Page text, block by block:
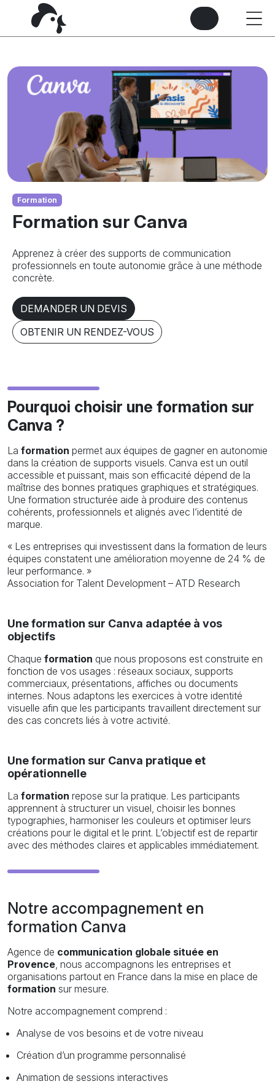
Formation
Formation sur Canva
Apprenez à créer des supports de communication
professionnels en toute autonomie grâce à une méthode
concrète.
DEMANDER UN DEVIS
OBTENIR UN RENDEZ-VOUS
Pourquoi choisir une formation sur
Canva ?
La formation permet aux équipes de gagner en autonomie
dans la création de supports visuels. Canva est un outil
accessible et puissant, mais son efficacité dépend de la
maîtrise des bonnes pratiques graphiques et stratégiques.
Une formation structurée aide à produire des contenus
cohérents, professionnels et alignés avec l’identité de
marque.
« Les entreprises qui investissent dans la formation de leurs
équipes constatent une amélioration moyenne de 24 % de
leur performance. »
Association for Talent Development – ATD Research
Une formation sur Canva adaptée à vos
objectifs
Chaque formation que nous proposons est construite en
fonction de vos usages : réseaux sociaux, supports
commerciaux, présentations, affiches ou documents
internes. Nous adaptons les exercices à votre identité
visuelle afin que les participants travaillent directement sur
des cas concrets liés à votre activité.
Une formation sur Canva pratique et
opérationnelle
La formation repose sur la pratique. Les participants
apprennent à structurer un visuel, choisir les bonnes
typographies, harmoniser les couleurs et optimiser leurs
créations pour le digital et le print. L’objectif est de repartir
avec des méthodes claires et applicables immédiatement.
Notre accompagnement en
formation Canva
Agence de communication globale située en
Provence , nous accompagnons les entreprises et
organisations partout en France dans la mise en place de
formation sur mesure.
Notre accompagnement comprend :
Analyse de vos besoins et de votre niveau
Création d’un programme personnalisé
Animation de sessions interactives